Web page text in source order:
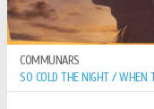
COMMUNARS